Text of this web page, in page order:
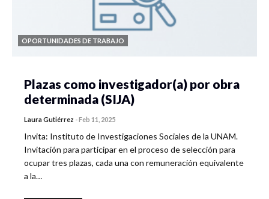
OPORTUNIDADES DE TRABAJO
Plazas como investigador(a) por obra
determinada (SIJA)
Laura Gutiérrez -Feb 11, 2025
Invita: Instituto de Investigaciones Sociales de la UNAM.
Invitación para participar en el proceso de selección para
ocupar tres plazas, cada una con remuneración equivalente
a la…